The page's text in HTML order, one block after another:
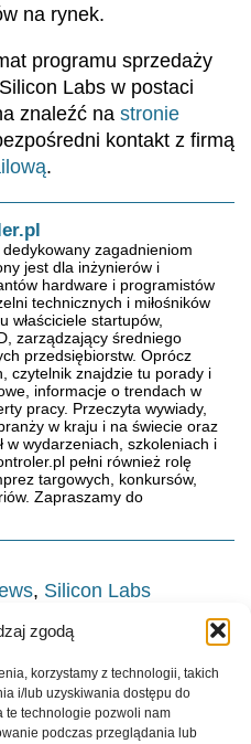
zgodą
korzystamy z technologii, takich
i/lub uzyskiwania dostępu do
te technologie pozwoli nam
podczas przeglądania lub
na rynek.
programu sprzedaży
Labs w postaci
znaleźć na stronie
kontakt z firmą
.
zagadnieniom
jest dla inżynierów i
hardware i programistów
technicznych i miłośników
właściciele startupów,
zarządzający średniego
przedsiębiorstw. Oprócz
czytelnik znajdzie tu porady i
informacje o trendach w
pracy. Przeczyta wywiady,
w kraju i na świecie oraz
w wydarzeniach, szkoleniach i
pełni również rolę
targowych, konkursów,
Zapraszamy do
, Silicon Labs